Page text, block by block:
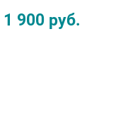
1 900 руб.